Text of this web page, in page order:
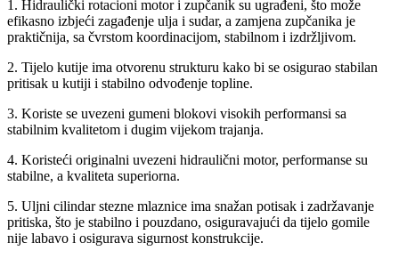
1. Hidraulički rotacioni motor i zupčanik su ugrađeni, što može
efikasno izbjeći zagađenje ulja i sudar, a zamjena zupčanika je
praktičnija, sa čvrstom koordinacijom, stabilnom i izdržljivom.
2. Tijelo kutije ima otvorenu strukturu kako bi se osigurao stabilan
pritisak u kutiji i stabilno odvođenje topline.
3. Koriste se uvezeni gumeni blokovi visokih performansi sa
stabilnim kvalitetom i dugim vijekom trajanja.
4. Koristeći originalni uvezeni hidraulični motor, performanse su
stabilne, a kvaliteta superiorna.
5. Uljni cilindar stezne mlaznice ima snažan potisak i zadržavanje
pritiska, što je stabilno i pouzdano, osiguravajući da tijelo gomile
nije labavo i osigurava sigurnost konstrukcije.